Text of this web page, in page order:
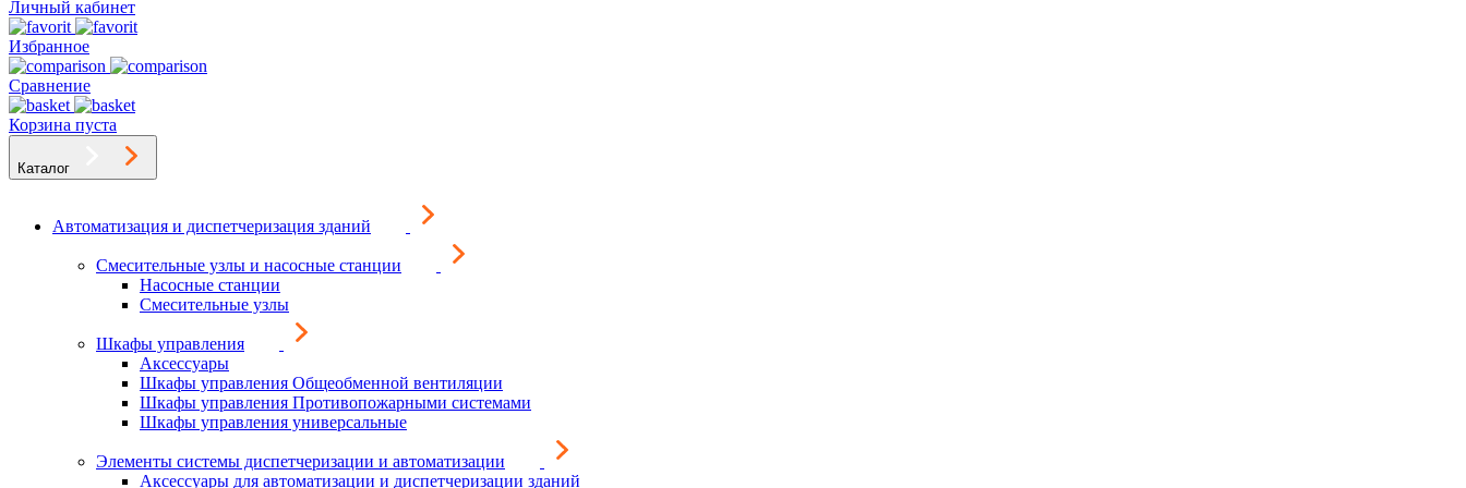
Личный кабинет
Избранное
Сравнение
Корзина пуста
Каталог
Автоматизация и диспетчеризация зданий
Смесительные узлы и насосные станции
Насосные станции
Смесительные узлы
Шкафы управления
Аксессуары
Шкафы управления Общеобменной вентиляции
Шкафы управления Противопожарными системами
Шкафы управления универсальные
Элементы системы диспетчеризации и автоматизации
Аксессуары для автоматизации и диспетчеризации зданий